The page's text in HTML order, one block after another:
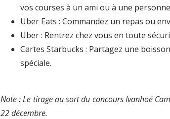
vos courses à un ami ou à une
Uber Eats : Commandez un repas ou
Uber : Rentrez chez vous en toute
Cartes Starbucks : Partagez une
spéciale.
Note : Le tirage au sort du concours Ivanhoé
22 décembre.